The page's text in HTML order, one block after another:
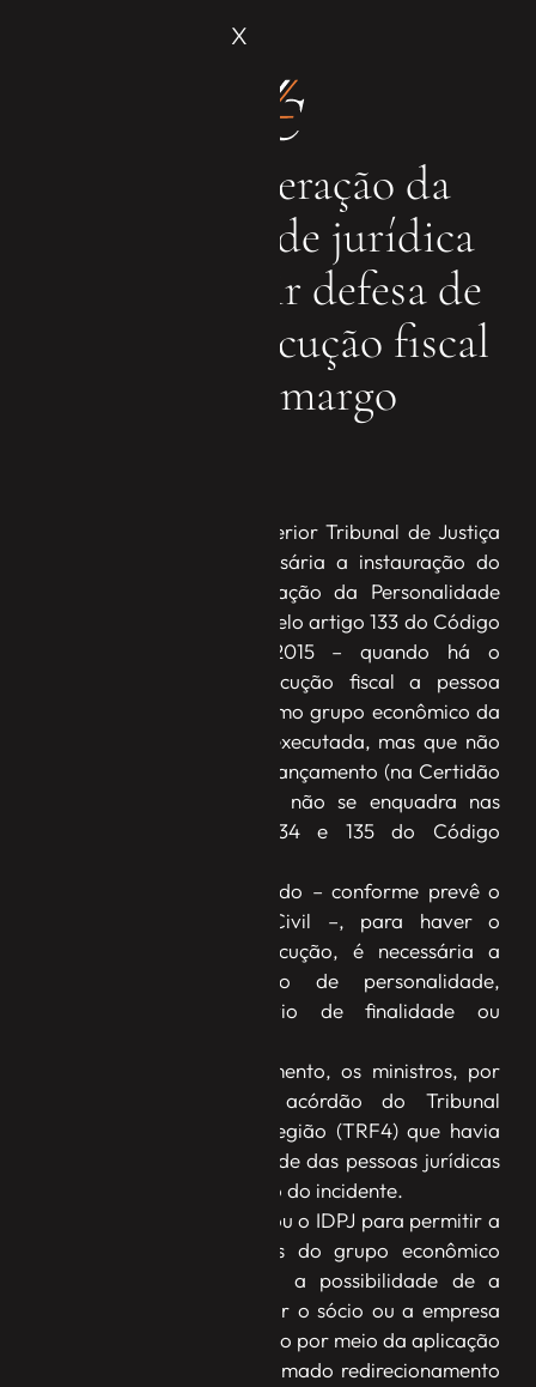
X
Desconsideração da
personalidade jurídica
para permitir defesa de
sócio em execução fiscal
– JE Camargo
A Primeira Turma do Superior Tribunal de Justiça
(STJ) decidiu que é necessária a instauração do
Incidente de Desconsideração da Personalidade
Jurídica (IDPJ) – previsto pelo artigo 133 do Código
de Processo Civil de 2015 – quando há o
redirecionamento da execução fiscal a pessoa
jurídica que integra o mesmo grupo econômico da
sociedade originalmente executada, mas que não
foi identificada no ato de lançamento (na Certidão
de Dívida Ativa) ou que não se enquadra nas
hipóteses dos artigos 134 e 135 do Código
De acordo com o colegiado – conforme prevê o
artigo 50 do Código Civil –, para haver o
redirecionamento da execução, é necessária a
comprovação do abuso de personalidade,
caracterizado por desvio de finalidade ou
Com base nesse entendimento, os ministros, por
unanimidade, cassaram acórdão do Tribunal
Regional Federal da 4ª Região (TRF4) que havia
concluído pela solidariedade das pessoas jurídicas
e dispensado a instauração do incidente.
Na decisão, a turma aplicou o IDPJ para permitir a
defesa de um dos sócios do grupo econômico
executado, mas manteve a possibilidade de a
Fazenda Nacional executar o sócio ou a empresa
do mesmo grupo econômico por meio da aplicação
do CTN – que prevê o chamado redirecionamento